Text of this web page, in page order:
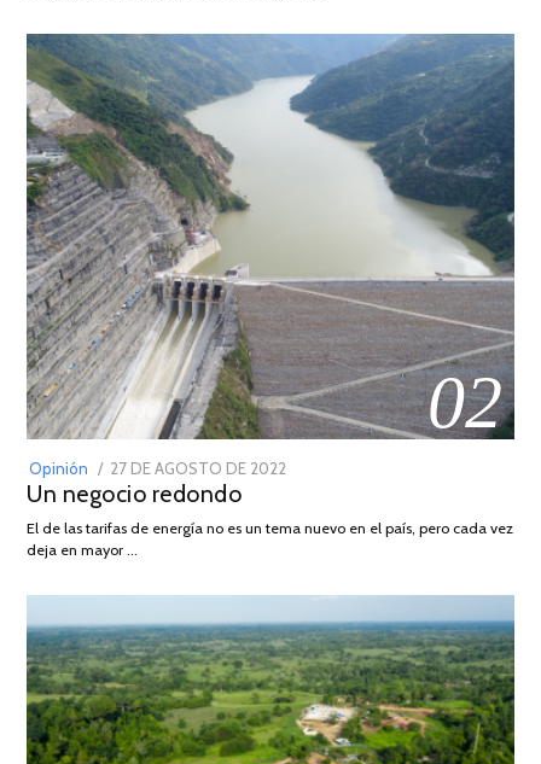
02
Opinión
POSTED
ON
27 DE AGOSTO DE 2022
DE
Un negocio redondo
El de las tarifas de energía no es un tema nuevo en el país, pero cada vez
deja en mayor …